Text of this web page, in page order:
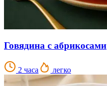
Говядина с абрикосами
2 часа легко